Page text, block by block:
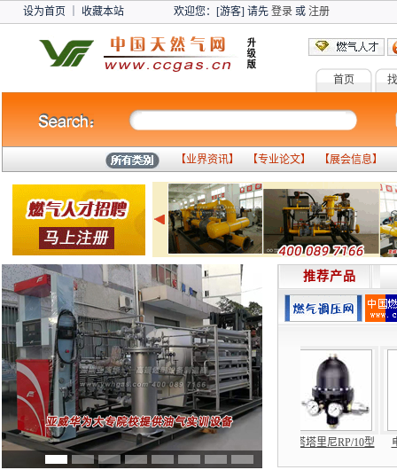
设为首页 收藏本站 欢迎您：[游客] 请先 登录或 注册
首页
燃气设备
【业界资讯】 【专业论文】 【展会信息】
推荐产品
器 亚威华 天然气调压柜 塔塔里尼RP/10型